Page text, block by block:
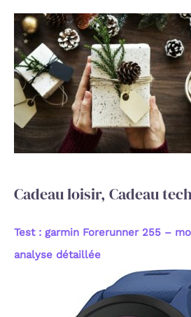
e
r
c
Cadeau loisir, Cadeau
Test : garmin Forerunner 255 –
analyse détaillée